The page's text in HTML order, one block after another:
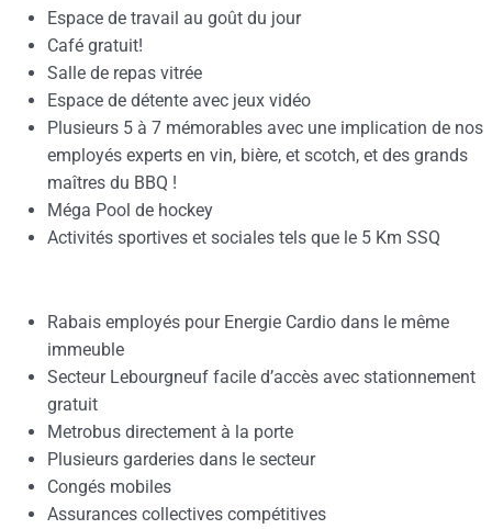
Espace de travail au goût du jour
Café gratuit!
Salle de repas vitrée
Espace de détente avec jeux vidéo
Plusieurs 5 à 7 mémorables avec une implication de nos
employés experts en vin, bière, et scotch, et des grands
maîtres du BBQ !
Méga Pool de hockey
Activités sportives et sociales tels que le 5 Km SSQ
Rabais employés pour Energie Cardio dans le même
immeuble
Secteur Lebourgneuf facile d’accès avec stationnement
gratuit
Metrobus directement à la porte
Plusieurs garderies dans le secteur
Congés mobiles
Assurances collectives compétitives